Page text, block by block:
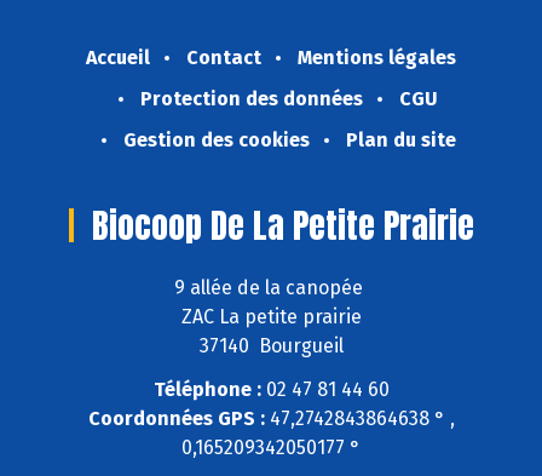
Accueil Contact
Mentions légales
Protection des données
CGU
Gestion des cookies
Plan du site
Biocoop De La Petite Prairie
9 allée de la canopée
ZAC La petite prairie
37140 Bourgueil
Téléphone :02 47 81 44 60
Coordonnées GPS :47,2742843864638 ° ,
0,165209342050177 °